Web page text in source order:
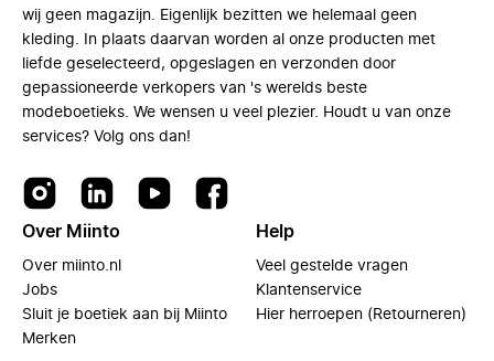
wij geen magazijn. Eigenlijk bezitten we helemaal geen
kleding. In plaats daarvan worden al onze producten met
liefde geselecteerd, opgeslagen en verzonden door
gepassioneerde verkopers van 's werelds beste
modeboetieks. We wensen u veel plezier. Houdt u van onze
services? Volg ons dan!
Over Miinto
Over miinto.nl
Jobs
Sluit je boetiek aan bij Miinto
Merken
Help
Veel gestelde vragen
Klantenservice
Hier herroepen (Retourneren)